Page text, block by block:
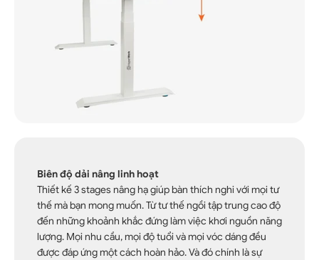
Biên độ dải nâng linh hoạt
Thiết kế 3 stages nâng hạ giúp bàn thích nghi với mọi tư
thế mà bạn mong muốn. Từ tư thế ngồi tập trung cao độ
đến những khoảnh khắc đứng làm việc khơi nguồn năng
lượng. Mọi nhu cầu, mọi độ tuổi và mọi vóc dáng đều
được đáp ứng một cách hoàn hảo. Và đó chính là sự